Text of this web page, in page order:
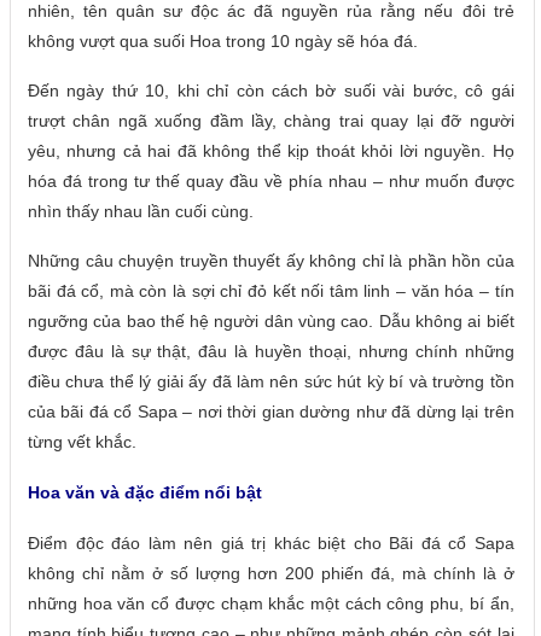
nhiên, tên quân sư độc ác đã nguyền rủa rằng nếu đôi trẻ
không vượt qua suối Hoa trong 10 ngày sẽ hóa đá.
Đến ngày thứ 10, khi chỉ còn cách bờ suối vài bước, cô gái
trượt chân ngã xuống đầm lầy, chàng trai quay lại đỡ người
yêu, nhưng cả hai đã không thể kịp thoát khỏi lời nguyền. Họ
hóa đá trong tư thế quay đầu về phía nhau – như muốn được
nhìn thấy nhau lần cuối cùng.
Những câu chuyện truyền thuyết ấy không chỉ là phần hồn của
bãi đá cổ, mà còn là sợi chỉ đỏ kết nối tâm linh – văn hóa – tín
ngưỡng của bao thế hệ người dân vùng cao. Dẫu không ai biết
được đâu là sự thật, đâu là huyền thoại, nhưng chính những
điều chưa thể lý giải ấy đã làm nên sức hút kỳ bí và trường tồn
của bãi đá cổ Sapa – nơi thời gian dường như đã dừng lại trên
từng vết khắc.
Hoa văn và đặc điểm nổi bật
Điểm độc đáo làm nên giá trị khác biệt cho Bãi đá cổ Sapa
không chỉ nằm ở số lượng hơn 200 phiến đá, mà chính là ở
những hoa văn cổ được chạm khắc một cách công phu, bí ẩn,